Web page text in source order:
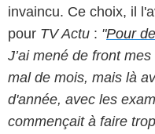
invaincu. Ce choix, il
pour TV Actu : "Pour
J’ai mené de front
mal de mois, mais là
d'année, avec les
commençait à faire